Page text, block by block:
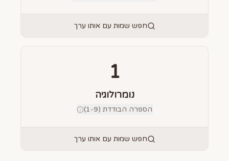
חפש שמות עם אותו ערך
1
נומרולוגיה
הספרה הבודדת (1-9)
חפש שמות עם אותו ערך